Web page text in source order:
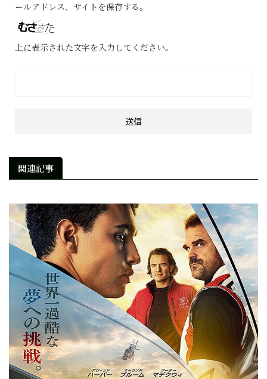
ールアドレス、サイトを保存する。
上に表示された文字を入力してください。
関連記事